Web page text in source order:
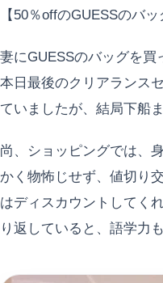
【50％offのGUESSのバッ
妻にGUESSのバッグを買
本日最後のクリアランス
ていましたが、結局下船
尚、ショッピングでは、
かく物怖じせず、値切り
はディスカウントしてく
り返していると、語学力